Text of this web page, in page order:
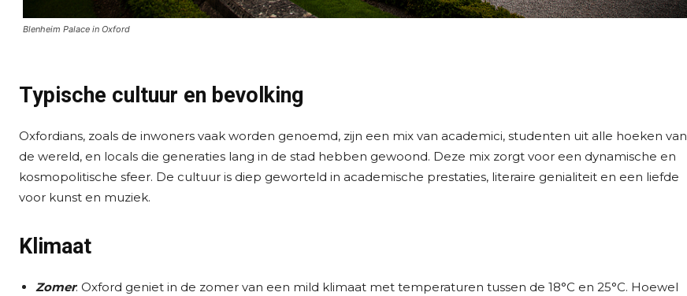
Blenheim Palace in Oxford
Typische cultuur en bevolking
Oxfordians, zoals de inwoners vaak worden genoemd, zijn een mix van academici, studenten uit alle hoeken van
de wereld, en locals die generaties lang in de stad hebben gewoond. Deze mix zorgt voor een dynamische en
kosmopolitische sfeer. De cultuur is diep geworteld in academische prestaties, literaire genialiteit en een liefde
voor kunst en muziek.
Klimaat
Zomer: Oxford geniet in de zomer van een mild klimaat met temperaturen tussen de 18°C en 25°C. Hoewel